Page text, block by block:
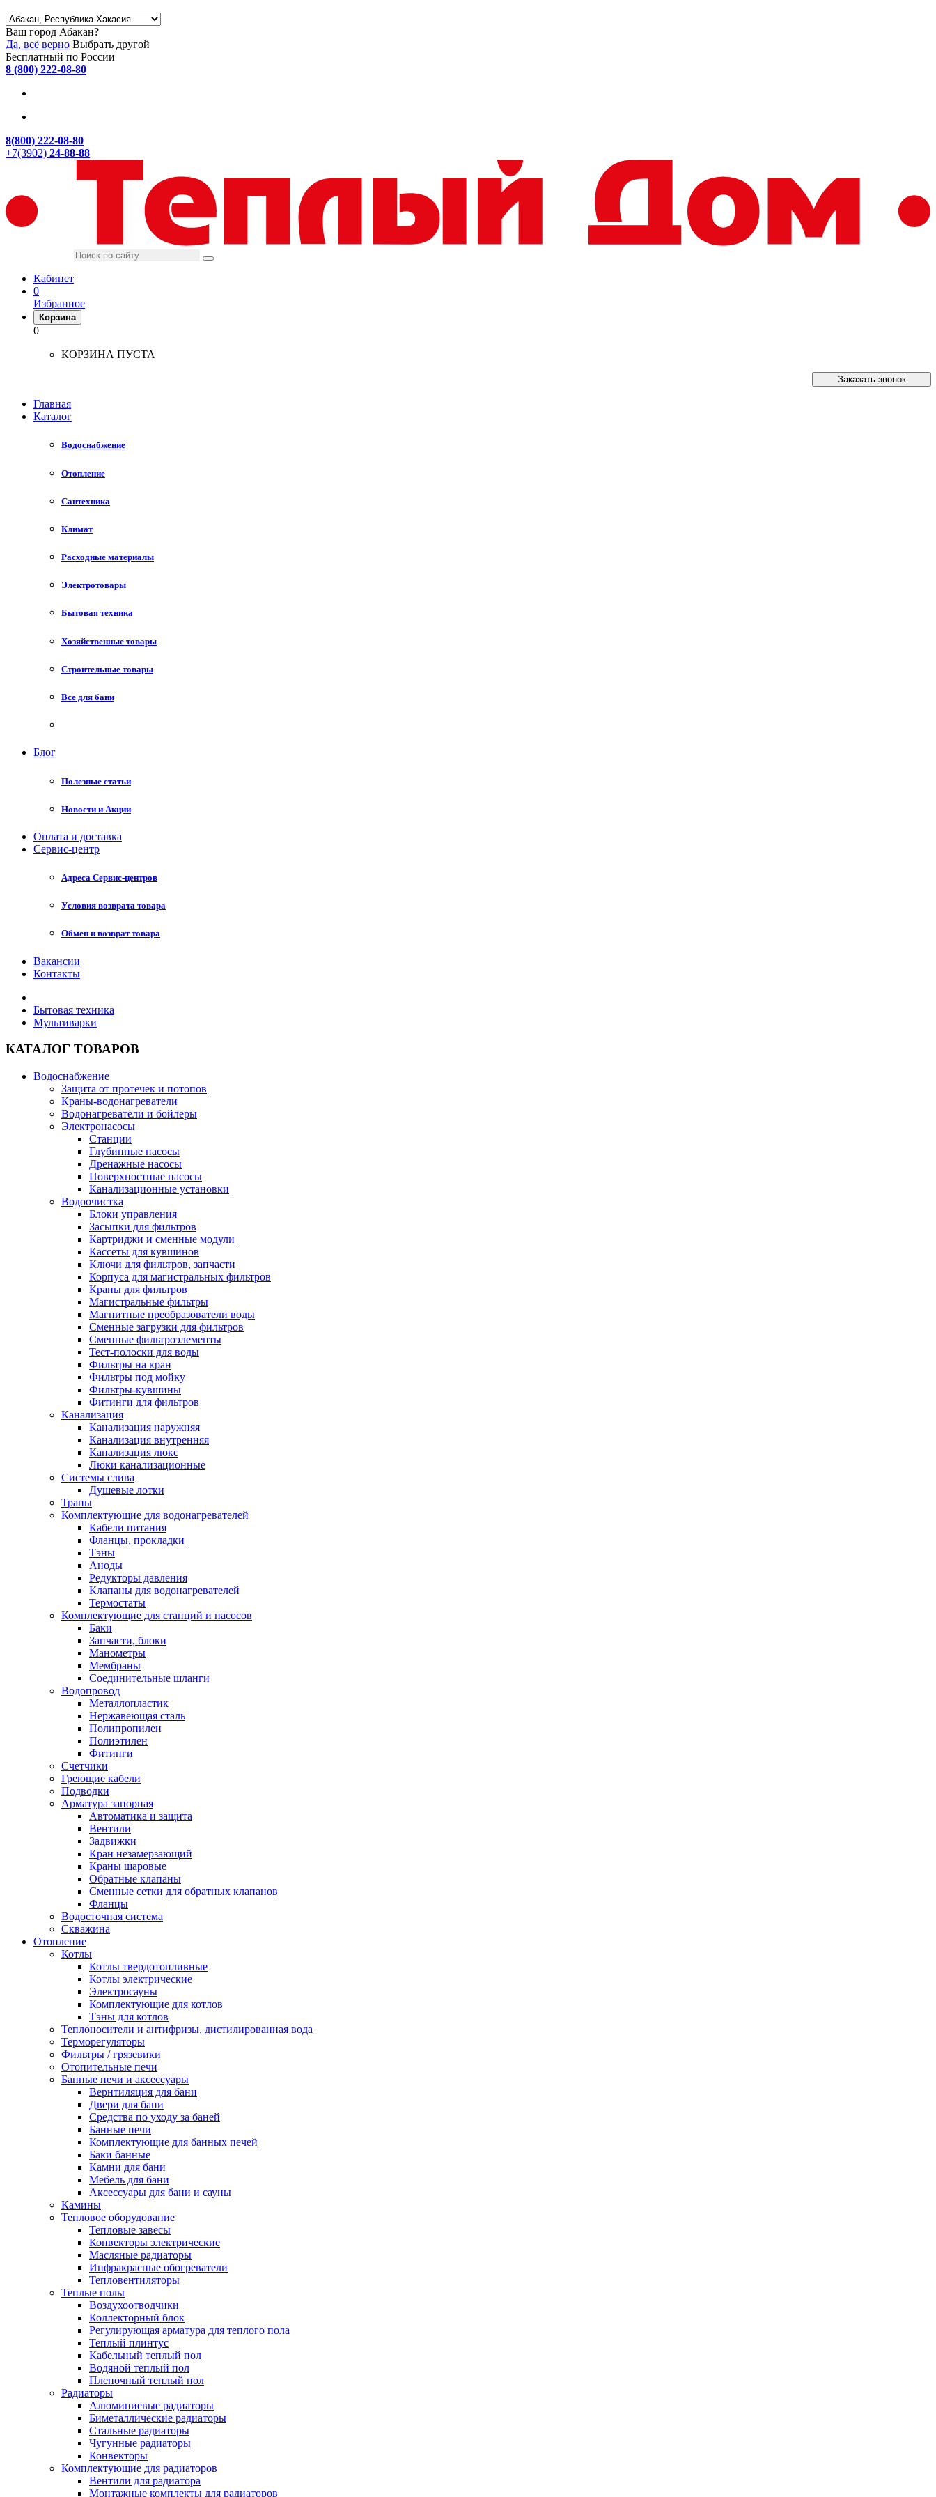
Ваш город Абакан?
Да, всё верно Выбрать другой
Бесплатный по России
8 (800) 222-08-80
8(800) 222-08-80
+7(3902) 24-88-88
Кабинет
0
Избранное
Корзина
0
КОРЗИНА ПУСТА
Заказать звонок
Главная
Каталог
Водоснабжение
Отопление
Сантехника
Климат
Расходные материалы
Электротовары
Бытовая техника
Хозяйственные товары
Строительные товары
Все для бани
Блог
Полезные статьи
Новости и Акции
Оплата и доставка
Сервис-центр
Адреса Сервис-центров
Условия возврата товара
Обмен и возврат товара
Вакансии
Контакты
Бытовая техника
Мультиварки
КАТАЛОГ ТОВАРОВ
Водоснабжение
Защита от протечек и потопов
Краны-водонагреватели
Водонагреватели и бойлеры
Электронасосы
Станции
Глубинные насосы
Дренажные насосы
Поверхностные насосы
Канализационные установки
Водоочистка
Блоки управления
Засыпки для фильтров
Картриджи и сменные модули
Кассеты для кувшинов
Ключи для фильтров, запчасти
Корпуса для магистральных фильтров
Краны для фильтров
Магистральные фильтры
Магнитные преобразователи воды
Сменные загрузки для фильтров
Сменные фильтроэлементы
Тест-полоски для воды
Фильтры на кран
Фильтры под мойку
Фильтры-кувшины
Фитинги для фильтров
Канализация
Канализация наружняя
Канализация внутренняя
Канализация люкс
Люки канализационные
Системы слива
Душевые лотки
Трапы
Комплектующие для водонагревателей
Кабели питания
Фланцы, прокладки
Тэны
Аноды
Редукторы давления
Клапаны для водонагревателей
Термостаты
Комплектующие для станций и насосов
Баки
Запчасти, блоки
Манометры
Мембраны
Соединительные шланги
Водопровод
Металлопластик
Нержавеющая сталь
Полипропилен
Полиэтилен
Фитинги
Счетчики
Греющие кабели
Подводки
Арматура запорная
Автоматика и защита
Вентили
Задвижки
Кран незамерзающий
Краны шаровые
Обратные клапаны
Сменные сетки для обратных клапанов
Фланцы
Водосточная система
Скважина
Отопление
Котлы
Котлы твердотопливные
Котлы электрические
Электросауны
Комплектующие для котлов
Тэны для котлов
Теплоносители и антифризы, дистилированная вода
Терморегуляторы
Фильтры / грязевики
Отопительные печи
Банные печи и аксессуары
Вернтиляция для бани
Двери для бани
Средства по уходу за баней
Банные печи
Комплектующие для банных печей
Баки банные
Камни для бани
Мебель для бани
Аксессуары для бани и сауны
Камины
Тепловое оборудование
Тепловые завесы
Конвекторы электрические
Масляные радиаторы
Инфракрасные обогреватели
Тепловентиляторы
Теплые полы
Воздухоотводчики
Коллекторный блок
Регулирующая арматура для теплого пола
Теплый плинтус
Кабельный теплый пол
Водяной теплый пол
Пленочный теплый пол
Радиаторы
Алюминиевые радиаторы
Биметаллические радиаторы
Стальные радиаторы
Чугунные радиаторы
Конвекторы
Комплектующие для радиаторов
Вентили для радиатора
Монтажные комплекты для радиаторов